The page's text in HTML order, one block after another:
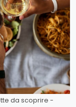
da scoprire -